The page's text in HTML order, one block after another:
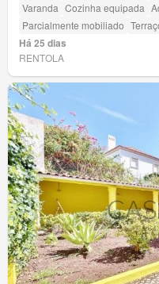
Varanda Cozinha equipada
Parcialmente mobiliado
Há 25 dias
RENTOLA